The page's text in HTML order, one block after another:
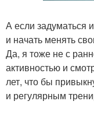
А если задуматься
и начать менять
Да, я тоже не с
активностью и
лет, что бы
и регулярным